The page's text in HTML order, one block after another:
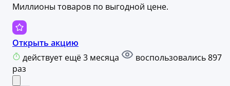
Миллионы товаров по выгодной цене.
Открыть акцию
действует ещё 3 месяца
воспользовались 897
раз